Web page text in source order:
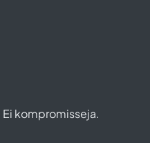
Ei kompromisseja.